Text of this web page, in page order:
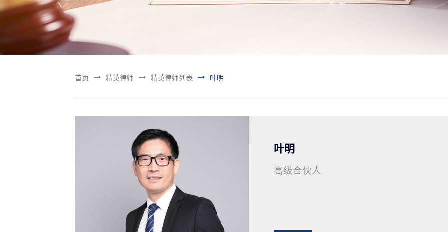
首页  精英律师  精英律师列表  叶明
叶明
高级合伙人